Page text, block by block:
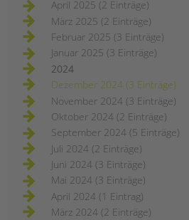
April 2025 (2 Einträge)
März 2025 (2 Einträge)
Februar 2025 (3 Einträge)
Januar 2025 (3 Einträge)
2024
Dezember 2024 (3 Einträge)
November 2024 (3 Einträge)
Oktober 2024 (2 Einträge)
September 2024 (5 Einträge)
Juli 2024 (2 Einträge)
Juni 2024 (3 Einträge)
Mai 2024 (3 Einträge)
April 2024 (1 Eintrag)
März 2024 (2 Einträge)